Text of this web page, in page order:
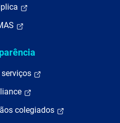
serviços
colegiados